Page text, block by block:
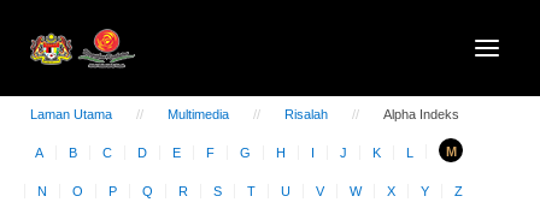
Laman Utama Multimedia Risalah Alpha Indeks
A B C D E F G H I J K L M
N O P Q R S T U V W X Y Z